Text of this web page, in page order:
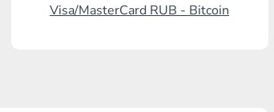
Visa/MasterCard RUB - Bitcoin